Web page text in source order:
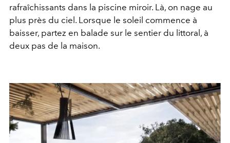
rafraîchissants dans la piscine miroir. Là, on nage au
plus près du ciel. Lorsque le soleil commence à
baisser, partez en balade sur le sentier du littoral, à
deux pas de la maison.